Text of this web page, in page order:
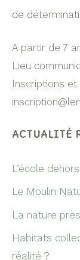
de
A partir de 7
Lieu
Inscriptions
ACTUALITÉ
L’école
Le Moulin
La nature
Habitats
réalité ?